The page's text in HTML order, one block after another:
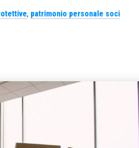
, patrimonio personale soci